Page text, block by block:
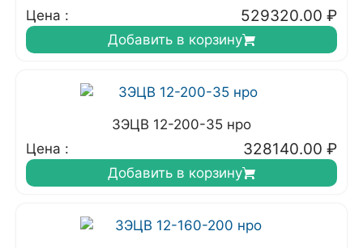
Цена :
529320.00 ₽
Добавить в корзину
3ЭЦВ 12-200-35 нро
Цена :
328140.00 ₽
Добавить в корзину